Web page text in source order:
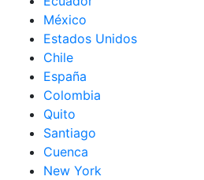
México
Estados Unidos
Chile
España
Colombia
Quito
Santiago
Cuenca
New York